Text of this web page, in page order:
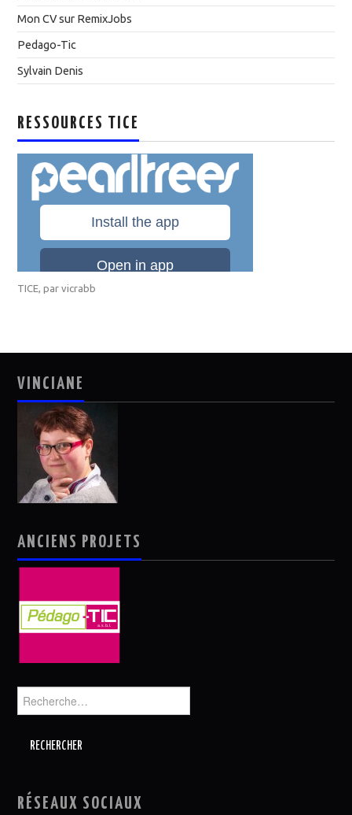
Mon CV sur RemixJobs
Pedago-Tic
Sylvain Denis
RESSOURCES TICE
TICE, parvicrabb
VINCIANE
ANCIENS PROJETS
Rechercher :
RÉSEAUX SOCIAUX